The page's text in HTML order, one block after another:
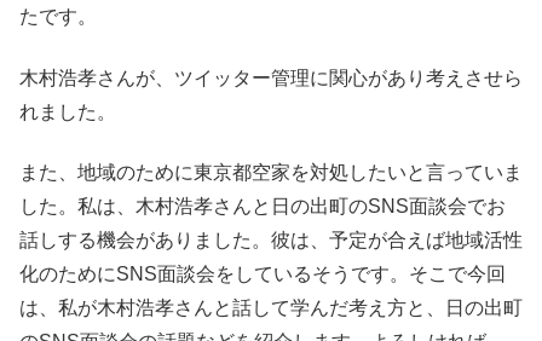
たです。
木村浩孝さんが、ツイッター管理に関心があり考えさせら
れました。
また、地域のために東京都空家を対処したいと言っていま
した。私は、木村浩孝さんと日の出町のSNS面談会でお
話しする機会がありました。彼は、予定が合えば地域活性
化のためにSNS面談会をしているそうです。そこで今回
は、私が木村浩孝さんと話して学んだ考え方と、日の出町